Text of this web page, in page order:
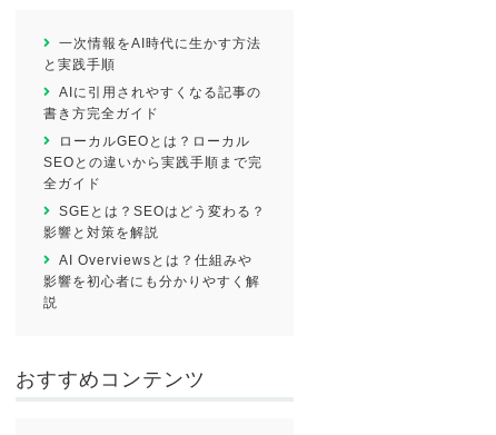
一次情報をAI時代に生かす方法
と実践手順
AIに引用されやすくなる記事の
書き方完全ガイド
ローカルGEOとは？ローカル
SEOとの違いから実践手順まで完
全ガイド
SGEとは？SEOはどう変わる？
影響と対策を解説
AI Overviewsとは？仕組みや
影響を初心者にも分かりやすく解
説
おすすめコンテンツ